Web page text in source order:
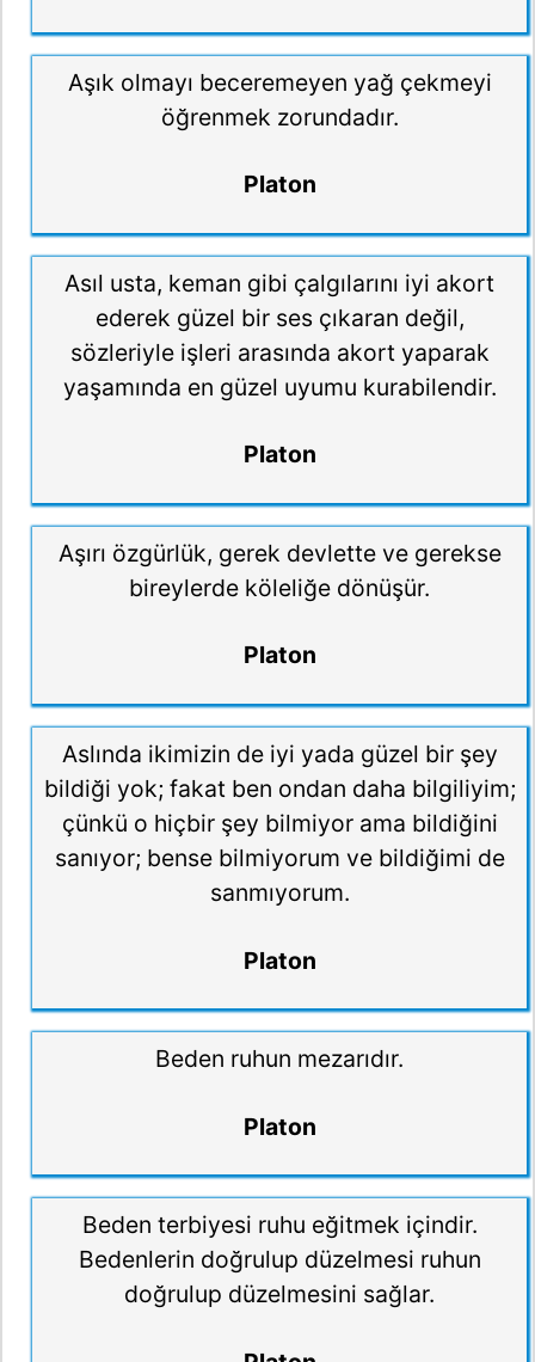
Aşık olmayı beceremeyen yağ çekmeyi
öğrenmek zorundadır.
Platon
Asıl usta, keman gibi çalgılarını iyi akort
ederek güzel bir ses çıkaran değil,
sözleriyle işleri arasında akort yaparak
yaşamında en güzel uyumu kurabilendir.
Platon
Aşırı özgürlük, gerek devlette ve gerekse
bireylerde köleliğe dönüşür.
Platon
Aslında ikimizin de iyi yada güzel bir şey
bildiği yok; fakat ben ondan daha bilgiliyim;
çünkü o hiçbir şey bilmiyor ama bildiğini
sanıyor; bense bilmiyorum ve bildiğimi de
sanmıyorum.
Platon
Beden ruhun mezarıdır.
Platon
Beden terbiyesi ruhu eğitmek içindir.
Bedenlerin doğrulup düzelmesi ruhun
doğrulup düzelmesini sağlar.